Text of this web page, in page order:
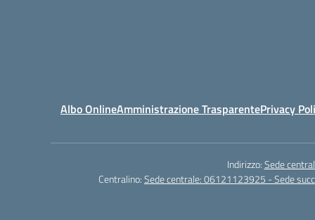
Albo OnlineAmministrazione TrasparentePrivacy
Indirizzo:Sede
Centralino:Sede centrale: 06121123925 - Sede